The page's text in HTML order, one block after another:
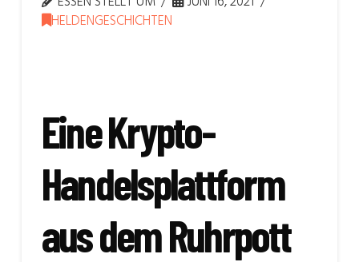
HELDENGESCHICHTEN
Eine Krypto-
Handelsplattform
aus dem Ruhrpott